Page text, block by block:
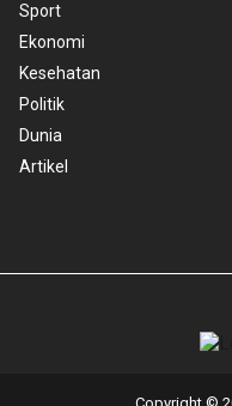
Sport
Ekonomi
Kesehatan
Politik
Dunia
Artikel